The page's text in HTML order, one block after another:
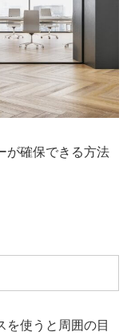
が確保できる方法
を使うと周囲の目